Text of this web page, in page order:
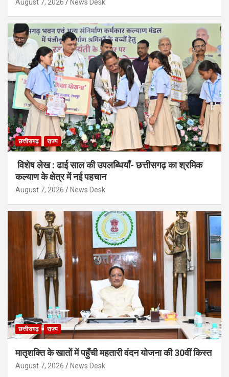
August 7, 2026 News Desk
छत्तीसगढ़ राज्य
विशेष लेख : ढाई साल की उपलब्धियाँ- छत्तीसगढ़ का श्रमिक
कल्याण के क्षेत्र में नई पहचान
August 7, 2026 News Desk
छत्तीसगढ़ राज्य
मातृशक्ति के खातों में पहुँची महतारी वंदन योजना की 30वीं किस्त
August 7, 2026 News Desk